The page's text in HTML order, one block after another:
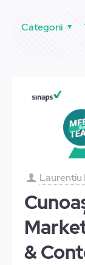
Categorii
Laurentiu
&